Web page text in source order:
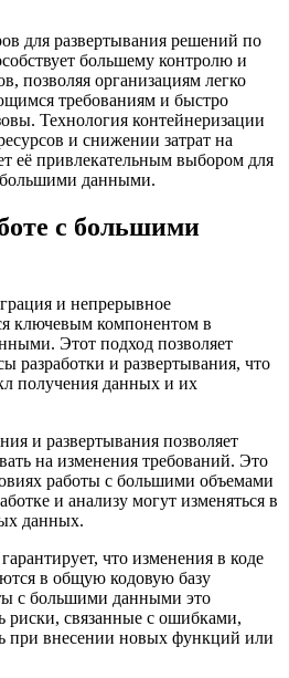
для развертывания решений по
большему контролю и
позволяя организациям легко
требованиям и быстро
Технология контейнеризации
и снижении затрат на
её привлекательным выбором для
данными.
с большими
и непрерывное
ключевым компонентом в
Этот подход позволяет
разработки и развертывания, что
получения данных и их
и развертывания позволяет
на изменения требований. Это
работы с большими объемами
и анализу могут изменяться в
данных.
что изменения в коде
в общую кодовую базу
с большими данными это
риски, связанные с ошибками,
при внесении новых функций или